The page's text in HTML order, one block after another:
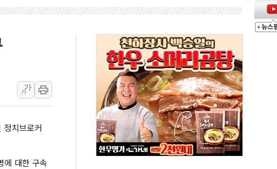
, 인천 경선 결과 발표...김민석 45.09% 정청래 43.27% 송영길 11.63%
주요 금융일정(8.10~8.14)
출구전략 만지작…공습 한계·탄약 부족 현실화
·삼척 시간당 최대 50㎜ 폭우…강원 동해안 강한 비 이어져
거하다 참변…60대 환경미화원 수거차에 치여 사망
주택가서 흉기 난동…60대 남성 2명 숨져
"결혼 때문에 손해 보는 일 없게"…'결혼 페널티' 22개 과제 손본다
인근 해상서 모터보트 전복…1명 사망·1명 실종
위안부' 피해자 기림의 날 참석..."국제적 시민 연대로 목소리 내야"
갯벌서 해루질 중 실종 60대 나흘만에 숨진 채 발견
가
가
치브로커
에 대한 구속